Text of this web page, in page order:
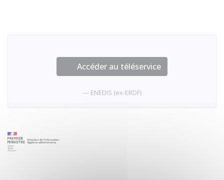
Accéder au téléservice
ENEDIS (ex-ERDF)